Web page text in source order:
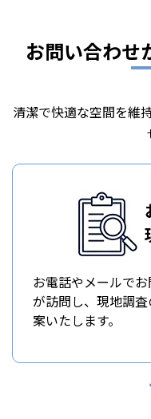
お問い合わせ
清潔で快適な空間を維
お電話やメールで
が訪問し、現地調
案いたします。